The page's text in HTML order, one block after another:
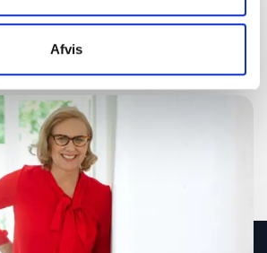
Afvis
forespørgsel på Kay
Xander Mellish